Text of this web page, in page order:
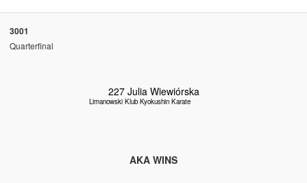
3001
Quarterfinal
227 Julia Wiewiórska
Limanowski Klub Kyokushin Karate
AKA WINS